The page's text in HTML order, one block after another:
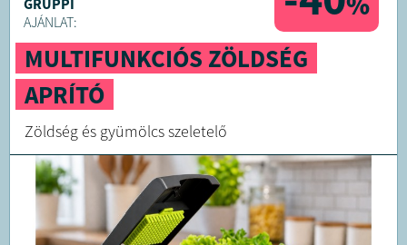
GRUPPI
AJÁNLAT:
MULTIFUNKCIÓS ZÖLDSÉG
APRÍTÓ
Zöldség és gyümölcs szeletelő